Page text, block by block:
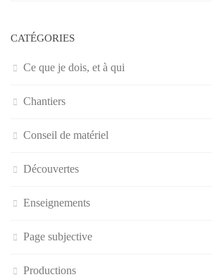
CATÉGORIES
Ce que je dois, et à qui
Chantiers
Conseil de matériel
Découvertes
Enseignements
Page subjective
Productions